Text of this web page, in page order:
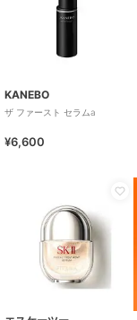
KANEBO
ザ ファースト セラムa
¥6,600